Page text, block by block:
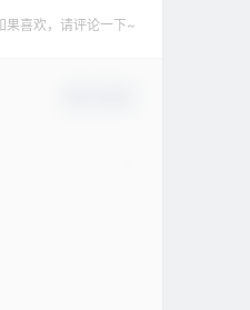
果喜欢，请评论一下~